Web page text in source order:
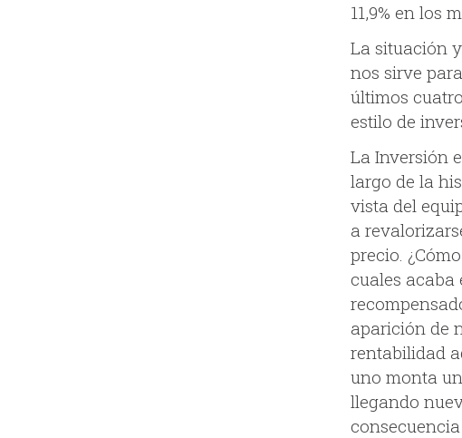
11,9% en los
La situación
nos sirve
últimos
estilo de
La Inversión
largo de la
vista del
a
precio.
cuales
aparición de
rentabilidad
uno monta
llegando